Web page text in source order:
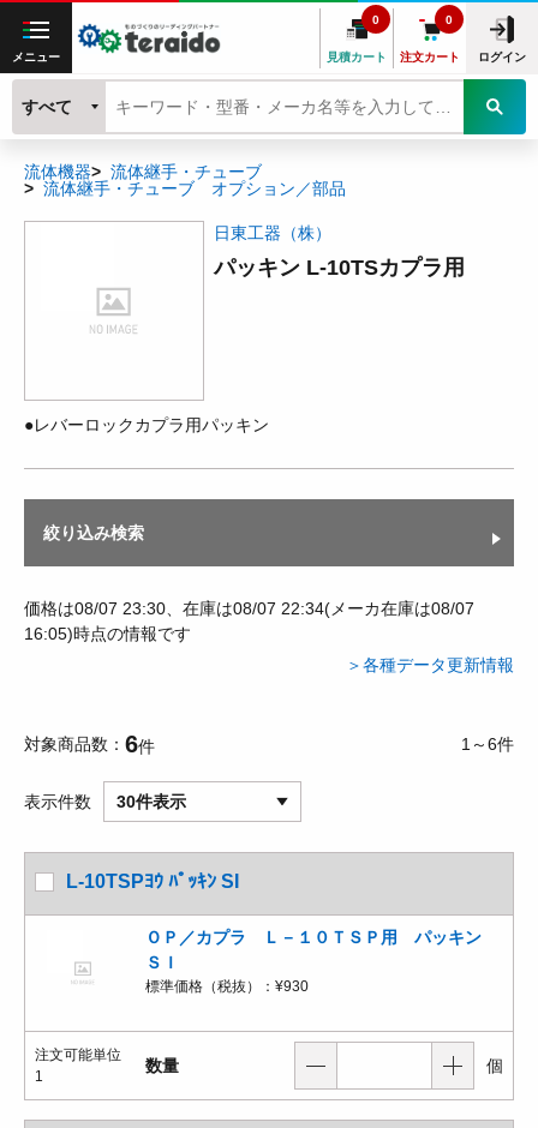
メニュー 見積カート
0
注文カート
0
ログイン
すべて
流体機器
流体継手・チューブ
流体継手・チューブ オプション／部品
日東工器（株）
パッキン L-10TSカプラ用
●レバーロックカプラ用パッキン
絞り込み検索
価格は08/07 23:30、在庫は08/07 22:34(メーカ在庫は08/07
16:05)時点の情報です
＞各種データ更新情報
対象商品数 6件 1～6件
表示件数 30件表示
L-10TSPﾖｳ ﾊﾟｯｷﾝ SI
ＯＰ／カプラ Ｌ－１０ＴＳＰ用 パッキン
ＳＩ
標準価格（税抜）： ¥930
注文可能単位
1
数量 個